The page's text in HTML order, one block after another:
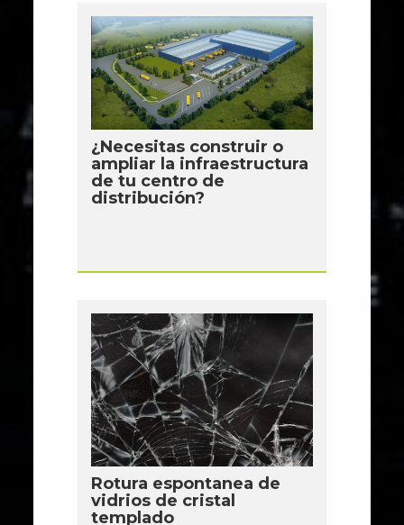
¿Necesitas construir o
ampliar la infraestructura
de tu centro de
distribución?
Rotura espontanea de
vidrios de cristal
templado